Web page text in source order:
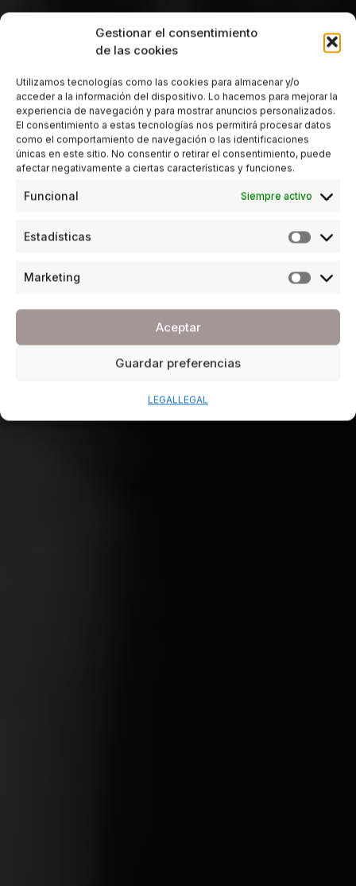
Gestionar el consentimiento
de las cookies
Utilizamos tecnologías como las cookies para almacenar y/o
acceder a la información del dispositivo. Lo hacemos para mejorar la
experiencia de navegación y para mostrar anuncios personalizados.
El consentimiento a estas tecnologías nos permitirá procesar datos
como el comportamiento de navegación o las identificaciones
únicas en este sitio. No consentir o retirar el consentimiento, puede
afectar negativamente a ciertas características y funciones.
Funcional Siempre activo
Estadísticas
Marketing
Aceptar
Guardar preferencias
LEGALLEGAL